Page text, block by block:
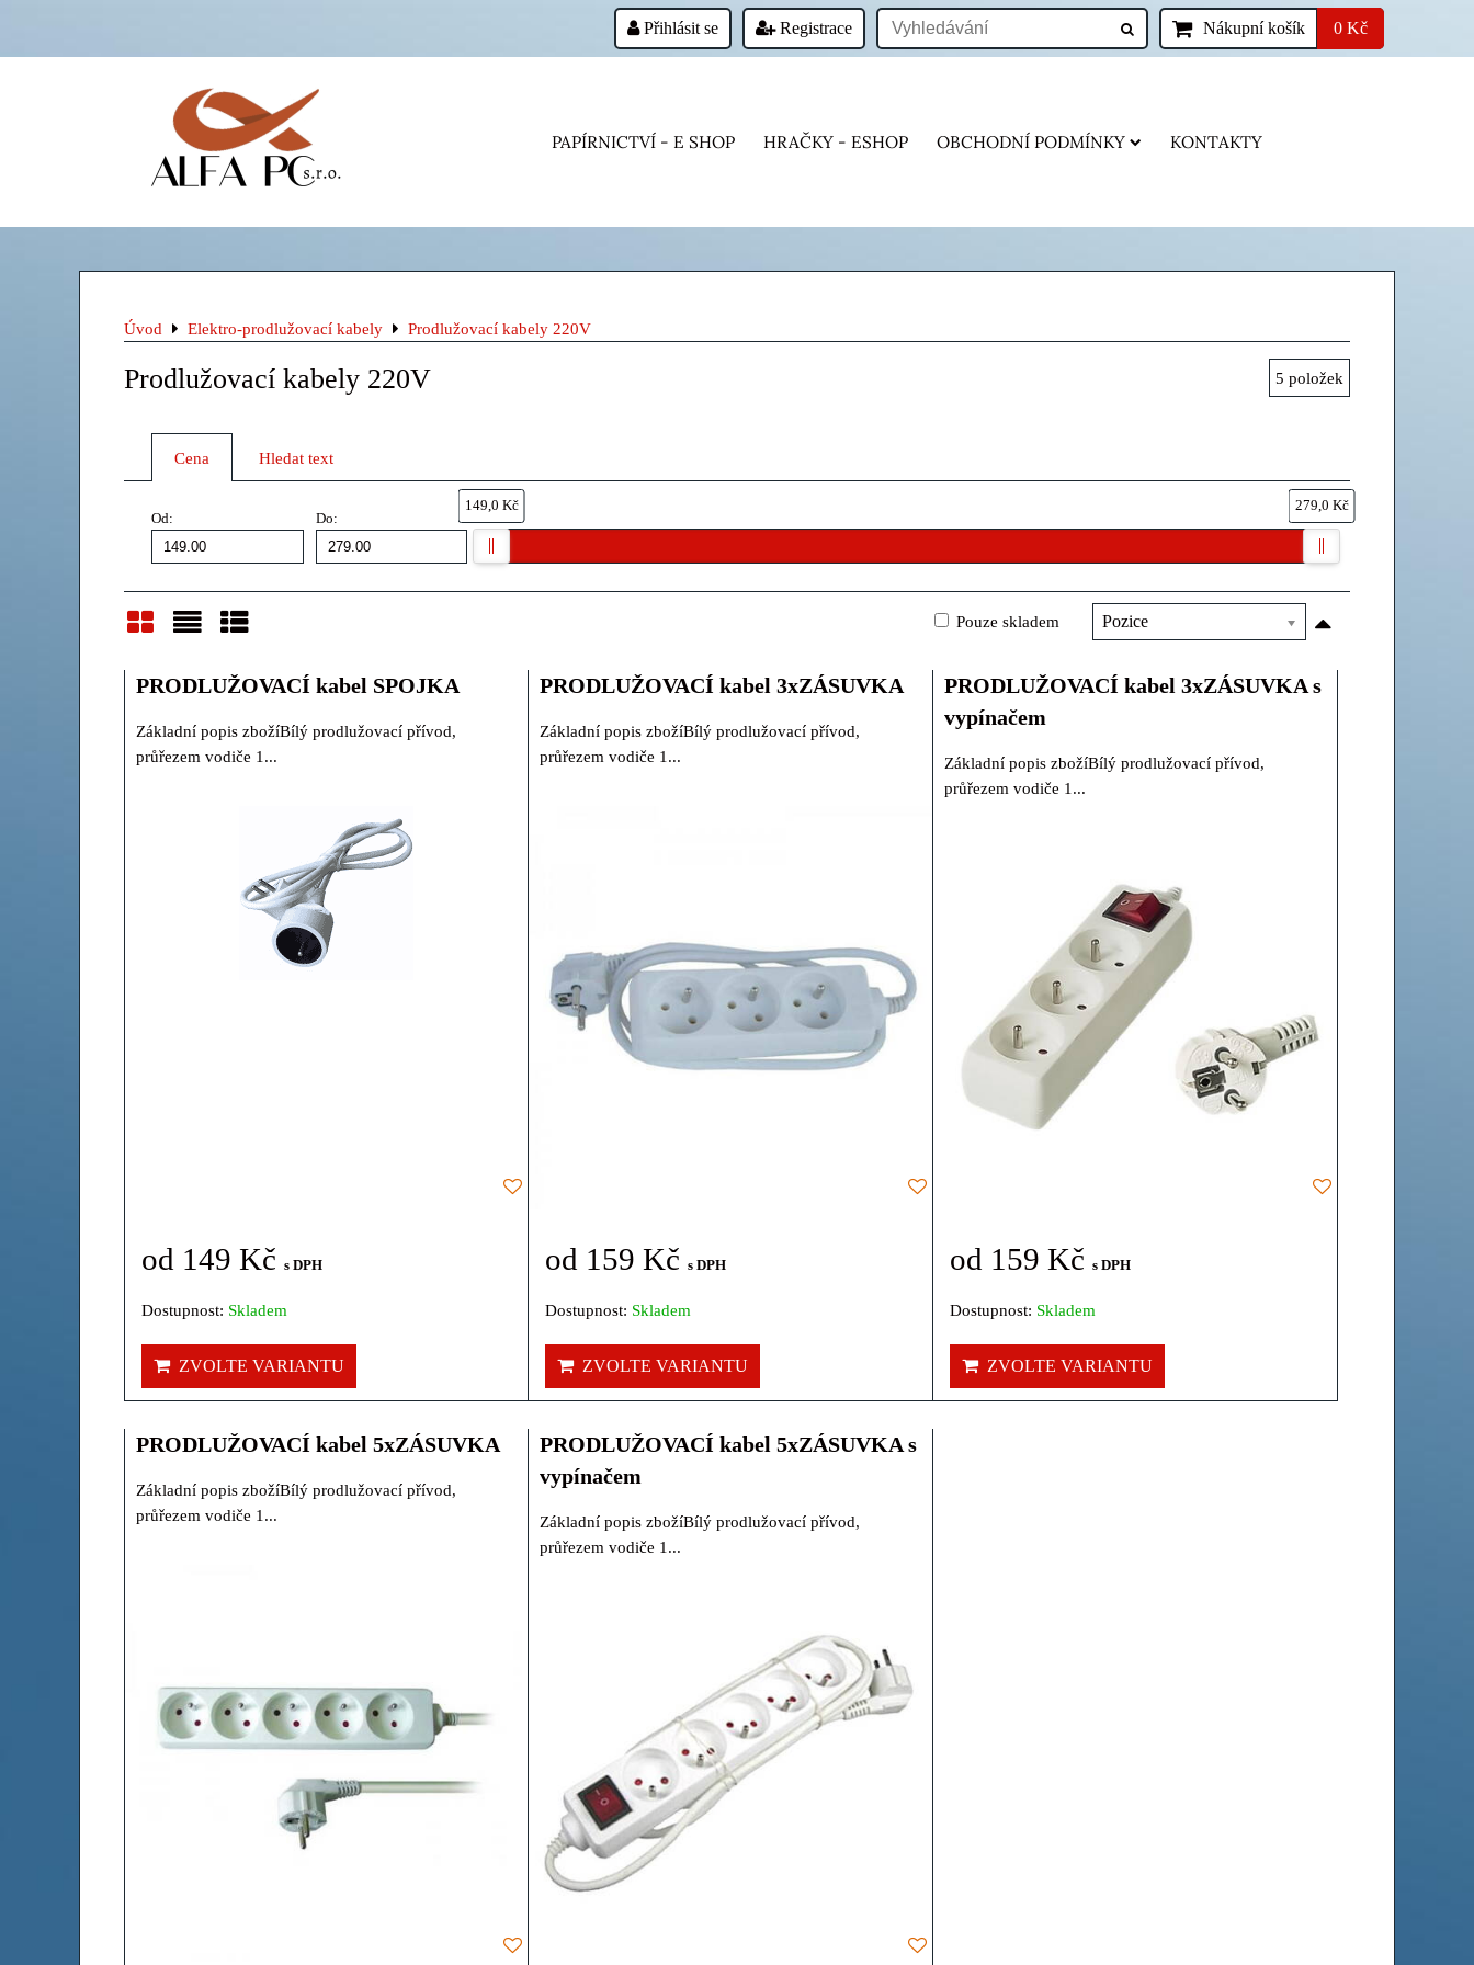
Přihlásit se Registrace Nákupní košík 0 Kč
PAPÍRNICTVÍ - E SHOP HRAČKY - ESHOP OBCHODNÍ PODMÍNKY KONTAKTY
Úvod Elektro-prodlužovací kabely Prodlužovací kabely 220V
Prodlužovací kabely 220V 5 položek
Cena Hledat text
Od: Do:
149,0 Kč 279,0 Kč
Mřížka
Pozice
Pouze skladem
PRODLUŽOVACÍ kabel SPOJKA
Základní popis zbožíBílý prodlužovací přívod,
průřezem vodiče 1...
od 149 Kč s DPH
Dostupnost: Skladem
ZVOLTE VARIANTU
PRODLUŽOVACÍ kabel 3xZÁSUVKA
Základní popis zbožíBílý prodlužovací přívod,
průřezem vodiče 1...
od 159 Kč s DPH
Dostupnost: Skladem
ZVOLTE VARIANTU
PRODLUŽOVACÍ kabel 3xZÁSUVKA s
vypínačem
Základní popis zbožíBílý prodlužovací přívod,
průřezem vodiče 1...
od 159 Kč s DPH
Dostupnost: Skladem
ZVOLTE VARIANTU
PRODLUŽOVACÍ kabel 5xZÁSUVKA
Základní popis zbožíBílý prodlužovací přívod,
průřezem vodiče 1...
PRODLUŽOVACÍ kabel 5xZÁSUVKA s
vypínačem
Základní popis zbožíBílý prodlužovací přívod,
průřezem vodiče 1...